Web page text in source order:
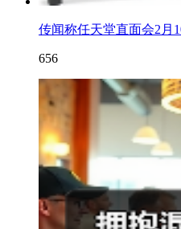
传闻称任天堂直面会2月
656